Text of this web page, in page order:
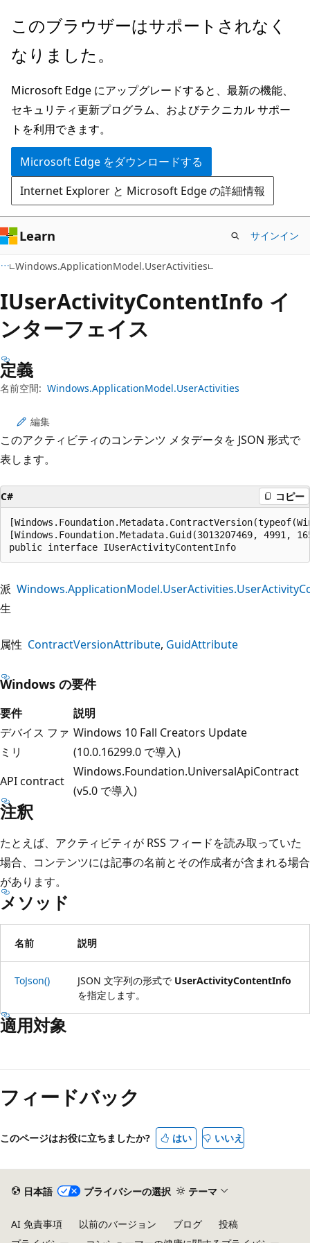
メ
ン
ン
テ
ン
ツ
に
ス
キ
ッ
プ
ペ
ジ
ナ
ビ
ゲ
ー
シ
ョ
ン
に
ス
キ
ッ
プ
このブラウザーはサポートされなく
なりました。
Microsoft Edge にアップグレードすると、最新の機能、
セキュリティ更新プログラム、およびテクニカル サポー
トを利用できます。
Microsoft Edge をダウンロードする
Internet Explorer と Microsoft Edge の詳細情報
Learn サインイン
Windows.ApplicationModel.UserActivities
IUserActivityContentInfo イ
ンターフェイス
定義
名前空間: Windows.ApplicationModel.UserActivities
編集
このアクティビティのコンテンツ メタデータを JSON 形式で
表します。
C# コピー
[Windows.Foundation.Metadata.Guid(3013207469,
public interface IUserActivityContentInfo
派
生
属性 ContractVersionAttribute GuidAttribute
Windows の要件
要件
説明
デバイス ファ
ミリ
Windows 10 Fall Creators Update
(10.0.16299.0 で導入)
API contract
Windows.Foundation.UniversalApiContract
(v5.0 で導入)
注釈
たとえば、アクティビティが RSS フィードを読み取っていた
場合、コンテンツには記事の名前とその作成者が含まれる場合
があります。
メソッド
名前 説明
ToJson() JSON 文字列の形式で UserActivityContentInfo
を指定します。
適用対象
み
取
モ
ド
フィードバック
このページはお役に立ちましたか? はい いいえ
日本語 プライバシーの選択 テーマ
AI 免責事項 以前のバージョン ブログ
投稿